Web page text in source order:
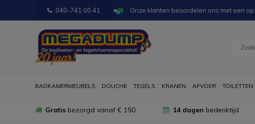
040-741 00 41 Onze klanten beoordelen ons met een op
BADKAMERMEUBELS DOUCHE TEGELS KRANEN AFVOER TOILETTEN
Gratis bezorgd vanaf € 150 14 dagen bedenktijd